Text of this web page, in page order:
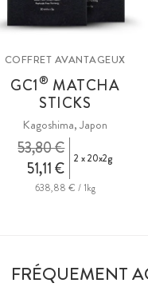
COFFRET AVANTAGEUX
GC1® MATCHA
STICKS
Kagoshima, Japon
51,11 €
53,80 € 2 x 20x2g
638,88 € / 1kg
FRÉQUEMENT